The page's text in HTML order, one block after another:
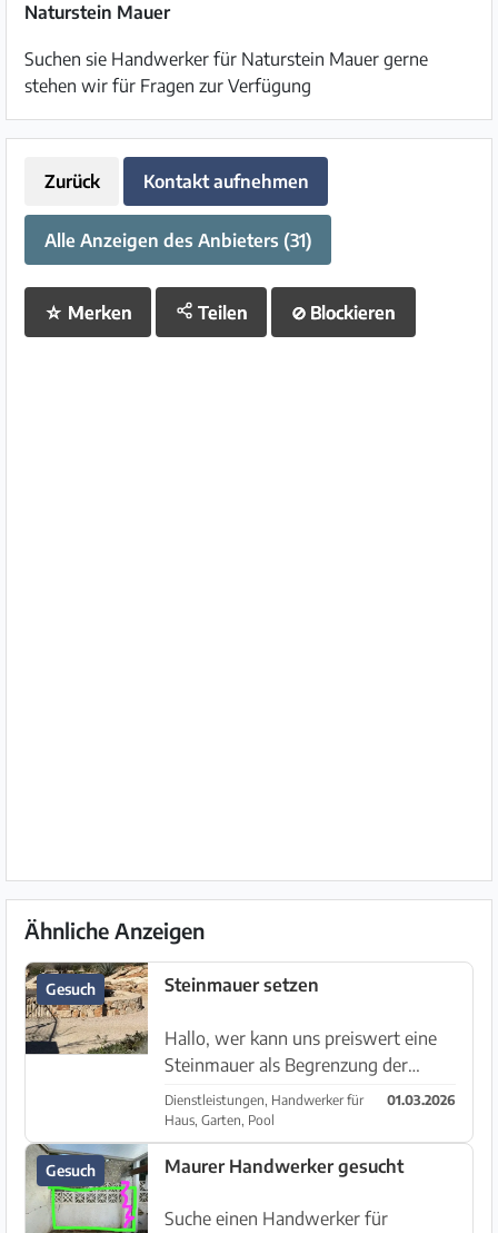
Naturstein Mauer
Suchen sie Handwerker für Naturstein Mauer gerne
stehen wir für Fragen zur Verfügung
Zurück Kontakt aufnehmen
Alle Anzeigen des Anbieters (31)
☆ Merken Teilen ⊘ Blockieren
Ähnliche Anzeigen
Gesuch Steinmauer setzen
Hallo, wer kann uns preiswert eine
Steinmauer als Begrenzung der
Zufahrt für unser Haus setzen ?
Länge: 2x ca 40m. Höhe 45cm, Breite
30cm. Siehe auch Fotos- so soll sie
aussehen. Danke für Euer Angebo...
Dienstleistungen, Handwerker für
Haus, Garten, Pool
01.03.2026
Gesuch Maurer Handwerker gesucht
Suche einen Handwerker für